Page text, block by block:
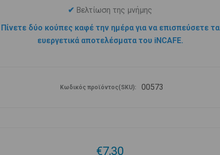
✔ Βελτίωση της μνήμης
Πίνετε δύο κούπες καφέ την ημέρα για να επισπεύσετε τα
ευεργετικά αποτελέσματα του iNCAFE.
Κωδικός προϊόντος(SKU): 00573
€7,30